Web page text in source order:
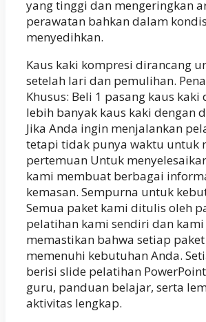
yang tinggi dan mengeringkan
perawatan bahkan dalam
menyedihkan.
Kaus kaki kompresi dirancang
setelah lari dan pemulihan.
Khusus: Beli 1 pasang kaus
lebih banyak kaus kaki dengan
Jika Anda ingin menjalankan
tetapi tidak punya waktu untuk
pertemuan Untuk
kami membuat berbagai
kemasan. Sempurna untuk
Semua paket kami ditulis oleh
pelatihan kami sendiri dan
memastikan bahwa setiap
memenuhi kebutuhan Anda.
berisi slide pelatihan
guru, panduan belajar, serta
aktivitas lengkap.